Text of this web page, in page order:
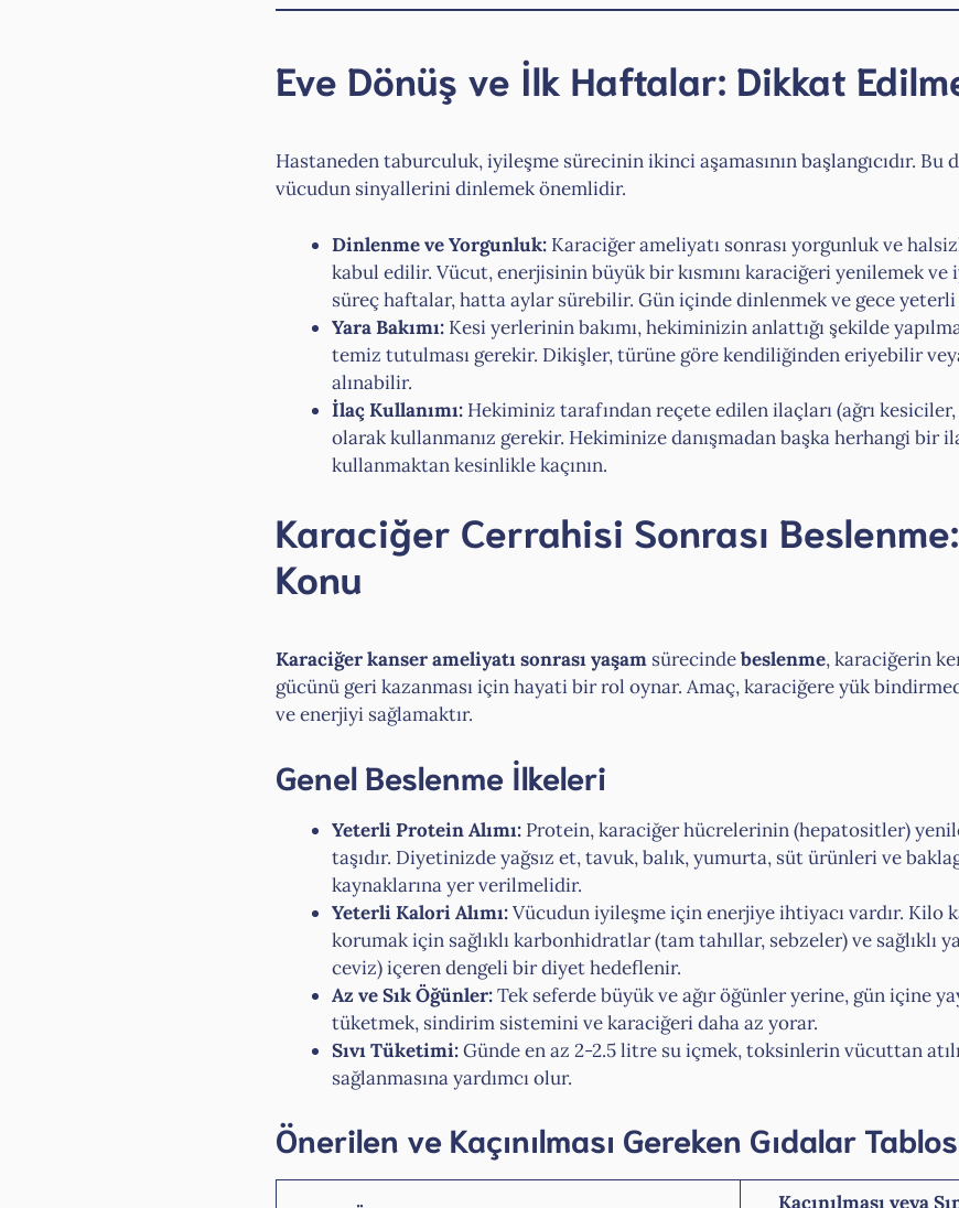
Eve Dönüş ve İlk Haftalar: Dikkat
Hastaneden taburculuk, iyileşme sürecinin ikinci aşamasının başlangıcıdır. Bu
vücudun sinyallerini dinlemek önemlidir.
Dinlenme ve Yorgunluk: Karaciğer ameliyatı sonrası yorgunluk ve
kabul edilir. Vücut, enerjisinin büyük bir kısmını karaciğeri yenilemek ve
süreç haftalar, hatta aylar sürebilir. Gün içinde dinlenmek ve gece
Yara Bakımı: Kesi yerlerinin bakımı, hekiminizin anlattığı şekilde
temiz tutulması gerekir. Dikişler, türüne göre kendiliğinden eriyebilir
alınabilir.
İlaç Kullanımı: Hekiminiz tarafından reçete edilen ilaçları (ağrı
olarak kullanmanız gerekir. Hekiminize danışmadan başka herhangi bir
kullanmaktan kesinlikle kaçının.
Karaciğer Cerrahisi Sonrası
Konu
Karaciğer kanser ameliyatı sonrası yaşam sürecindebeslenme, karaciğerin
gücünü geri kazanması için hayati bir rol oynar. Amaç, karaciğere yük
ve enerjiyi sağlamaktır.
Genel Beslenme İlkeleri
Yeterli Protein Alımı: Protein, karaciğer hücrelerinin (hepatositler)
taşıdır. Diyetinizde yağsız et, tavuk, balık, yumurta, süt ürünleri ve
kaynaklarına yer verilmelidir.
Yeterli Kalori Alımı:Vücudun iyileşme için enerjiye ihtiyacı vardır. Kilo
korumak için sağlıklı karbonhidratlar (tam tahıllar, sebzeler) ve sağlıklı
ceviz) içeren dengeli bir diyet hedeflenir.
Az ve Sık Öğünler:Tek seferde büyük ve ağır öğünler yerine, gün içine
tüketmek, sindirim sistemini ve karaciğeri daha az yorar.
Sıvı Tüketimi:Günde en az 2-2.5 litre su içmek, toksinlerin vücuttan
sağlanmasına yardımcı olur.
Önerilen ve Kaçınılması Gereken Gıdalar
Kaçınılması veya